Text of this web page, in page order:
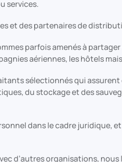
services.
et des partenaires de
parfois amenés à
aériennes, les hôtels
sélectionnés qui
du stockage et des
dans le cadre juridique,
d’autres organisations,